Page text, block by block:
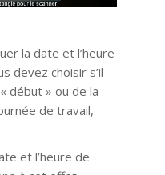
la date et l’heure
devez choisir s’il
début » ou de la
de travail,
et l’heure de